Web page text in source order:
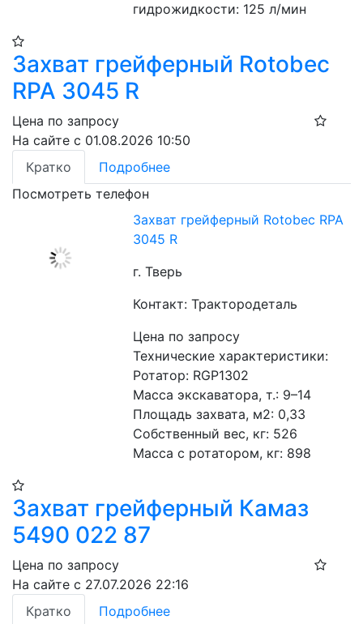
гидрожидкости: 125 л/мин
Захват грейферный Rotobec
RPA 3045 R
Цена по запросу
На сайте с 01.08.2026 10:50
Кратко
Подробнее
Посмотреть телефон
Захват грейферный Rotobec RPA
3045 R
г. Тверь
Контакт: Трактородеталь
Цена по запросу
Технические характеристики:
Ротатор: RGP1302
Масса экскаватора, т.: 9–14
Площадь захвата, м2: 0,33
Собственный вес, кг: 526
Масса с ротатором, кг: 898
Захват грейферный Камаз
5490 022 87
Цена по запросу
На сайте с 27.07.2026 22:16
Кратко
Подробнее